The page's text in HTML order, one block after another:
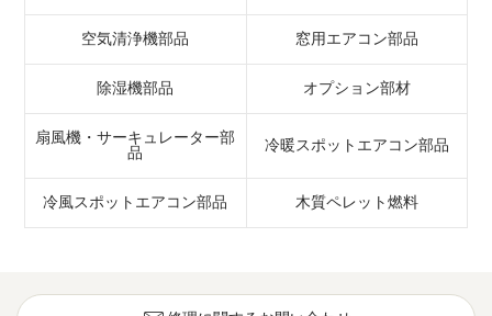
空気清浄機部品 窓用エアコン部品
除湿機部品 オプション部材
扇風機・サーキュレーター部
品
冷暖スポットエアコン部品
冷風スポットエアコン部品 木質ペレット燃料